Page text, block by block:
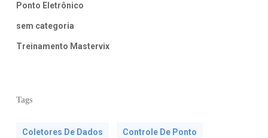
Ponto Eletrônico
sem categoria
Treinamento Mastervix
Tags
Coletores De Dados Controle De Ponto